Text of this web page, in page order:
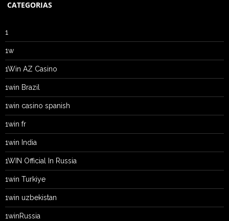
CATEGORIAS
1
1w
1Win AZ Casino
1win Brazil
1win casino spanish
1win fr
1win India
1WIN Official In Russia
1win Turkiye
1win uzbekistan
1winRussia